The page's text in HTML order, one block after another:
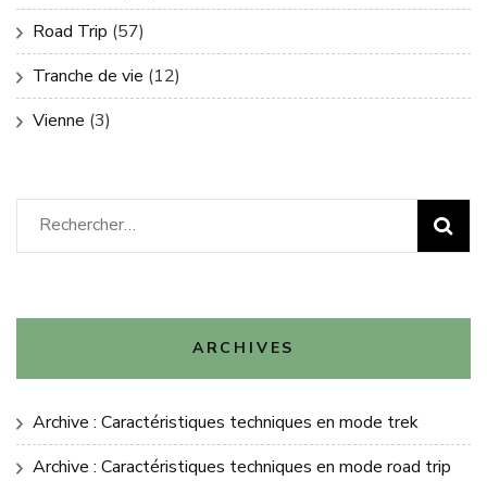
Road Trip (57)
Tranche de vie (12)
Vienne (3)
Rechercher :
ARCHIVES
Archive : Caractéristiques techniques en mode trek
Archive : Caractéristiques techniques en mode road trip